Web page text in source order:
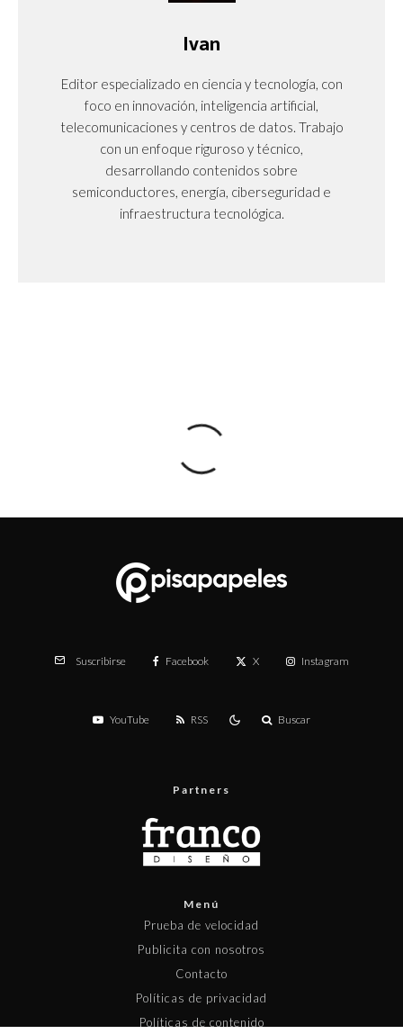
Ivan
Editor especializado en ciencia y tecnología, con
foco en innovación, inteligencia artificial,
telecomunicaciones y centros de datos. Trabajo
con un enfoque riguroso y técnico,
desarrollando contenidos sobre
semiconductores, energía, ciberseguridad e
infraestructura tecnológica.
Suscribirse Facebook X Instagram
YouTube RSS Buscar
Partners
Menú
Prueba de velocidad
Publicita con nosotros
Contacto
Políticas de privacidad
Políticas de contenido